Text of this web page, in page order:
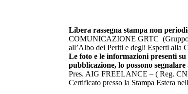
Libera rassegna stampa non
COMUNICAZIONE GRTC (Gruppo
all’Albo dei Periti e degli Esperti alla
Le foto e le informazioni presenti
pubblicazione, lo possono
Pres. AIG FREELANCE – ( Reg.
Certificato presso la Stampa Estera